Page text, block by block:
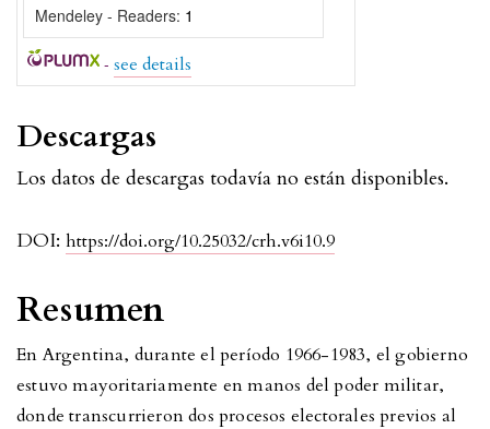
DOI: https://doi.org/10.25032/crh.v6i10.9
Mendeley - Readers: 1
- see details
Resumen
En Argentina, durante el período 1966-1983, el gobierno
estuvo mayoritariamente en manos del poder militar,
donde transcurrieron dos procesos electorales previos al
Descargas
Los datos de descargas todavía no están disponibles.